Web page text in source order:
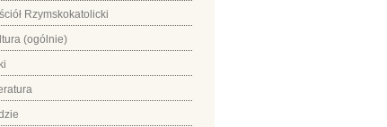
Rzymskokatolicki
(ogólnie)